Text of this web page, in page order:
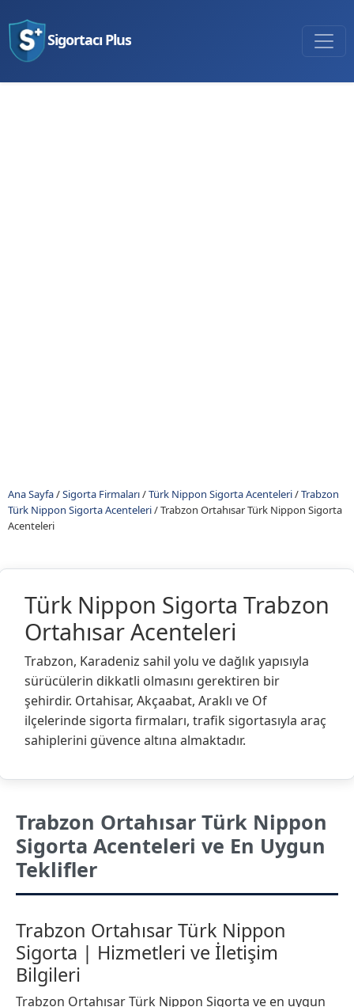
Sigortacı Plus
Ana Sayfa/Sigorta Firmaları/Türk Nippon Sigorta Acenteleri/Trabzon
Türk Nippon Sigorta Acenteleri/Trabzon Ortahısar Türk Nippon Sigorta
Acenteleri
Türk Nippon Sigorta Trabzon
Ortahısar Acenteleri
Trabzon, Karadeniz sahil yolu ve dağlık yapısıyla
sürücülerin dikkatli olmasını gerektiren bir
şehirdir. Ortahisar, Akçaabat, Araklı ve Of
ilçelerinde sigorta firmaları, trafik sigortasıyla araç
sahiplerini güvence altına almaktadır.
Trabzon Ortahısar Türk Nippon
Sigorta Acenteleri ve En Uygun
Teklifler
Trabzon Ortahısar Türk Nippon
Sigorta | Hizmetleri ve İletişim
Bilgileri
Trabzon Ortahısar Türk Nippon Sigorta ve en uygun